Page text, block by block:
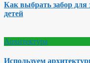
Как выбрать забор
детей
Архитектура
Используем